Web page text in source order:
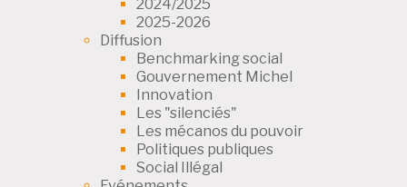
2024/2025
2025-2026
Diffusion
Benchmarking social
Gouvernement Michel
Innovation
Les "silenciés"
Les mécanos du pouvoir
Politiques publiques
Social Illégal